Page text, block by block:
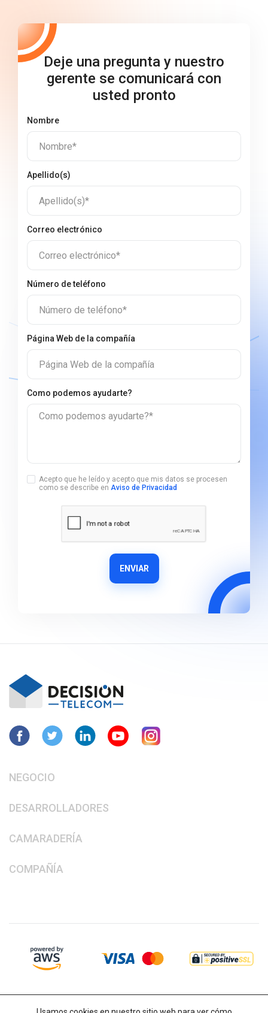
Deje una pregunta y nuestro
gerente se comunicará con
usted pronto
Nombre
Nombre*
Apellido(s)
Apellido(s)*
Correo electrónico
Correo electrónico*
Número de teléfono
Número de teléfono*
Página Web de la compañía
Página Web de la compañía
Сomo podemos ayudarte?
Сomo podemos ayudarte?*
Acepto que he leído y acepto que mis datos se procesen
como se describe en Aviso de Privacidad
ENVIAR
NEGOCIO
DESARROLLADORES
CAMARADERÍA
COMPAÑÍA